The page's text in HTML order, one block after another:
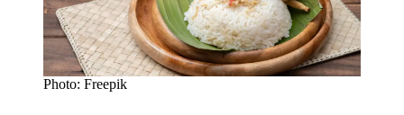
Photo: Freepik